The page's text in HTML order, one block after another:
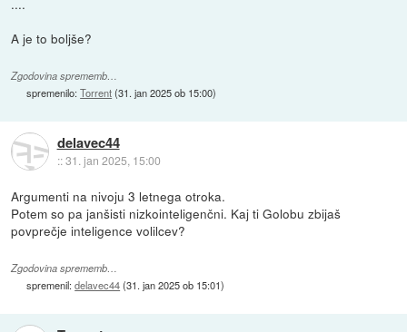
....
A je to boljše?
Zgodovina sprememb…
spremenilo:Torrent(31. jan 2025 ob 15:00)
delavec44
::31. jan 2025, 15:00
Argumenti na nivoju 3 letnega otroka.
Potem so pa janšisti nizkointeligenčni. Kaj ti Golobu zbijaš
povprečje inteligence volilcev?
Zgodovina sprememb…
spremenil:delavec44(31. jan 2025 ob 15:01)